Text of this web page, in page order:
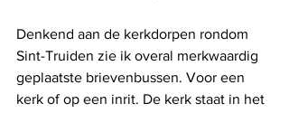
Denkend aan de kerkdorpen rondom
Sint-Truiden zie ik overal merkwaardig
geplaatste brievenbussen. Voor een
kerk of op een inrit. De kerk staat in het